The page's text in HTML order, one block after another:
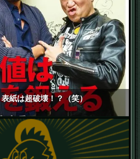
表紙は超破壊！？（笑）